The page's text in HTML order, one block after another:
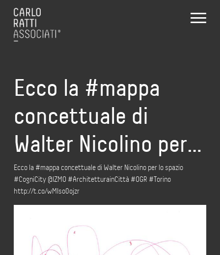
Ecco la #mappa
concettuale di
Walter Nicolino per…
Ecco la #mappa concettuale di Walter Nicolino per lo spazio
#CogniCity @IZMO #ArchitetturainCittà #OGR #Torino
http://t.co/wMIso0ojzr